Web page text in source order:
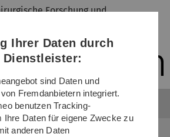
Direkt
Direkt
Direkt
(Sprache,
Drucken,
Media)
Direkt
Direkt
Forschung und
Ihrer Daten durch
Dienstleister:
sind Daten und
Fremdanbietern integriert.
benutzen Tracking-
Ihre Daten für eigene Zwecke zu
anderen Daten